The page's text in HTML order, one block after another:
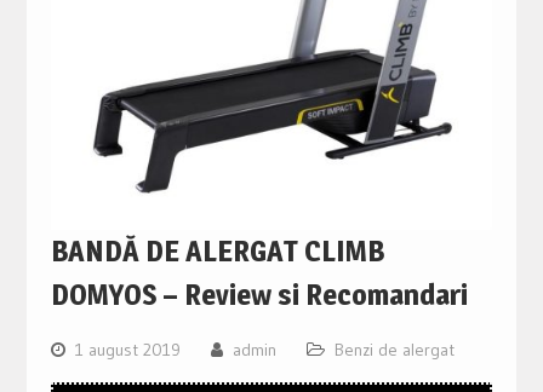
BANDĂ DE ALERGAT CLIMB
DOMYOS – Review si Recomandari
1 august 2019 admin Benzi de alergat